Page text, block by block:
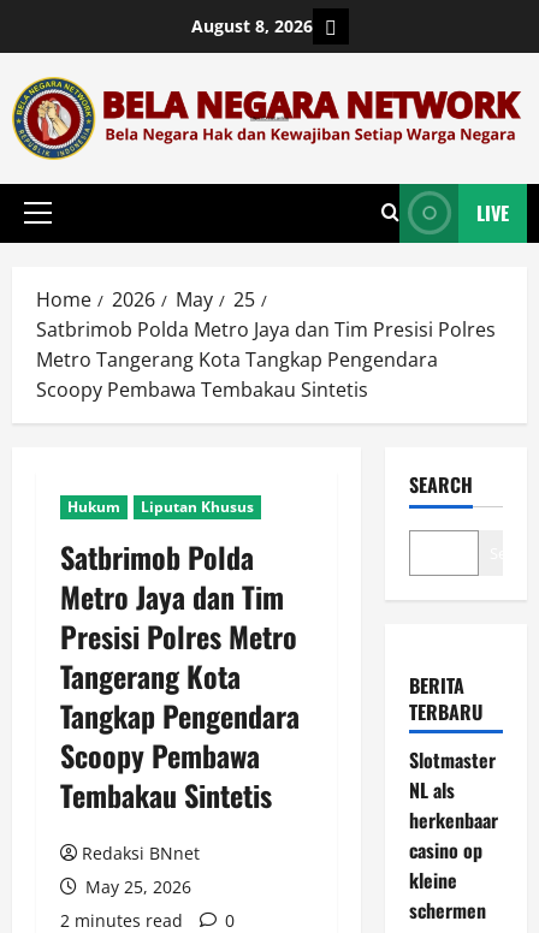
content
August 8, 2026 Login
Primary
LIVE
Home 2026 May
25
Satbrimob Polda Metro Jaya dan Tim Presisi Polres
Metro Tangerang Kota Tangkap Pengendara
Scoopy Pembawa Tembakau Sintetis
Hukum Liputan Khusus
Satbrimob Polda
Metro Jaya dan Tim
Presisi Polres Metro
Tangerang Kota
Tangkap Pengendara
Scoopy Pembawa
Tembakau Sintetis
Redaksi BNnet
May 25, 2026
2 minutes read
0
SEARCH
BERITA
TERBARU
Slotmaster
NL als
herkenbaar
casino op
kleine
schermen